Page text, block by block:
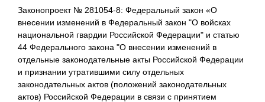
Законопроект № 281054-8: Федеральный закон «О
внесении изменений в Федеральный закон "О войсках
национальной гвардии Российской Федерации" и статью
44 Федерального закона "О внесении изменений в
отдельные законодательные акты Российской Федерации
и признании утратившими силу отдельных
законодательных актов (положений законодательных
актов) Российской Федерации в связи с принятием